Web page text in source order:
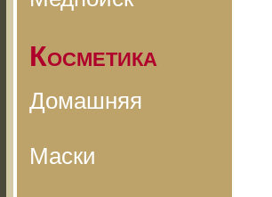
Косметика
Домашняя
Маски